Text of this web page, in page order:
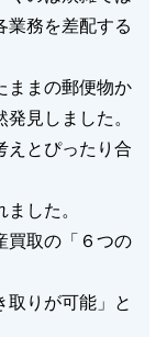
業務を差配する
ままの郵便物か
見しました。
えとぴったり合
した。
買取の「６つの
取りが可能」と